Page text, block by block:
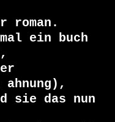
roman.
ein buch
ahnung),
sie das nun